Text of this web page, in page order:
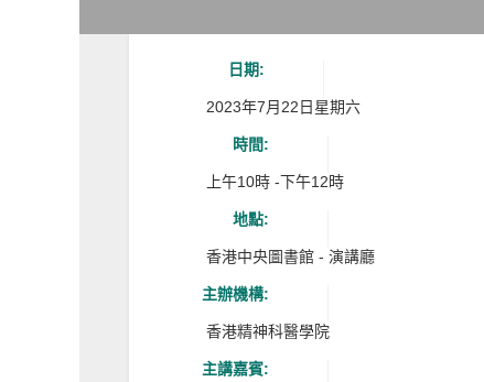
日期:
2023年7月22日星期六
時間:
上午10時 -下午12時
地點:
香港中央圖書館 - 演講廳
主辦機構:
香港精神科醫學院
主講嘉賓: